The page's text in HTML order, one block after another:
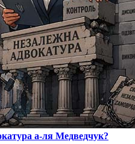
а-ля Медведчук?